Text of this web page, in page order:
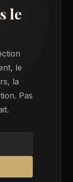
le
le
la
Pas